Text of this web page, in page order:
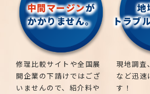
中間マージンが
かかりません。
修理比較サイトや全国展
開企業の下請けではござ
いませんので、紹介料や
地
トラブ
現地調査
など迅速
す！